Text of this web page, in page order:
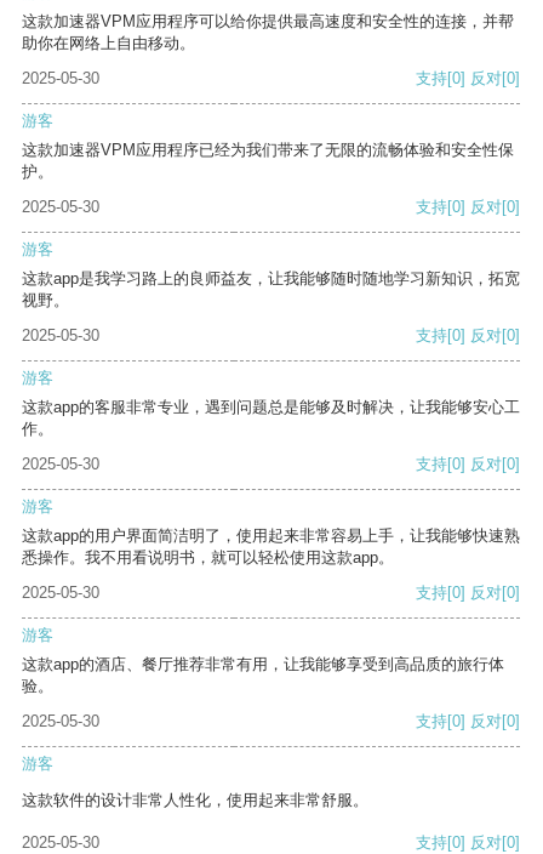
这款加速器VPM应用程序可以给你提供最高速度和安全性的连接，并帮
助你在网络上自由移动。
2025-05-30
支持[0] 反对[0]
游客
这款加速器VPM应用程序已经为我们带来了无限的流畅体验和安全性保
护。
2025-05-30
支持[0] 反对[0]
游客
这款app是我学习路上的良师益友，让我能够随时随地学习新知识，拓宽
视野。
2025-05-30
支持[0] 反对[0]
游客
这款app的客服非常专业，遇到问题总是能够及时解决，让我能够安心工
作。
2025-05-30
支持[0] 反对[0]
游客
这款app的用户界面简洁明了，使用起来非常容易上手，让我能够快速熟
悉操作。我不用看说明书，就可以轻松使用这款app。
2025-05-30
支持[0] 反对[0]
游客
这款app的酒店、餐厅推荐非常有用，让我能够享受到高品质的旅行体
验。
2025-05-30
支持[0] 反对[0]
游客
这款软件的设计非常人性化，使用起来非常舒服。
2025-05-30 支持[0] 反对[0]